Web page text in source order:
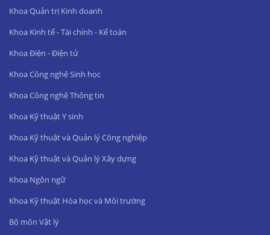
Khoa Quản trị Kinh doanh
Khoa Kinh tế - Tài chính - Kế toán
Khoa Điện - Điện tử
Khoa Công nghệ Sinh học
Khoa Công nghệ Thông tin
Khoa Kỹ thuật Y sinh
Khoa Kỹ thuật và Quản lý Công nghiệp
Khoa Kỹ thuật và Quản lý Xây dựng
Khoa Ngôn ngữ
Khoa Kỹ thuật Hóa học và Môi trường
Bộ môn Vật lý